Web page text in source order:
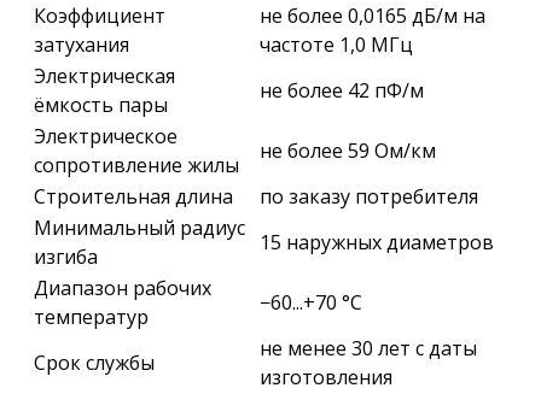
Коэффициент
затухания
не более 0,0165 дБ/м на
частоте 1,0 МГц
Электрическая
ёмкость пары
не более 42 пФ/м
Электрическое
сопротивление жилы
не более 59 Ом/км
Строительная длина
по заказу потребителя
Минимальный радиус
изгиба
15 наружных диаметров
Диапазон рабочих
температур
−60...+70 °C
Срок службы
не менее 30 лет с даты
изготовления